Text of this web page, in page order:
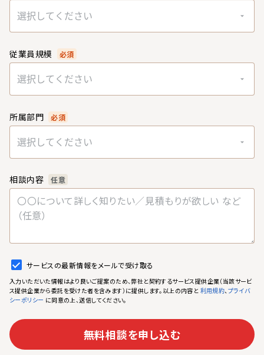
選択してください
従業員規模 必須
選択してください
所属部門 必須
選択してください
相談内容 任意
サービスの最新情報をメールで受け取る
入力いただいた情報はより良いご提案のため、弊社と契約するサービス提供企業（当該サービ
ス提供企業から委託を受けた者を含みます）に提供します。以上の内容と 利用規約、プライバ
シーポリシー に同意の上、送信してください。
無料相談を申し込む